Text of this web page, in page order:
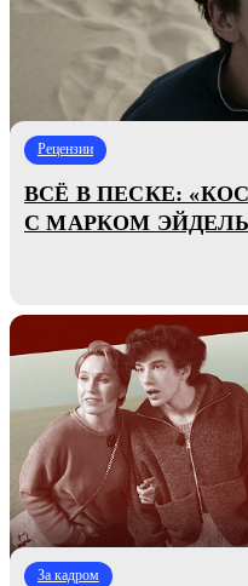
Рецензии
ВСЁ В ПЕСКЕ:
С МАРКОМ
За кадром